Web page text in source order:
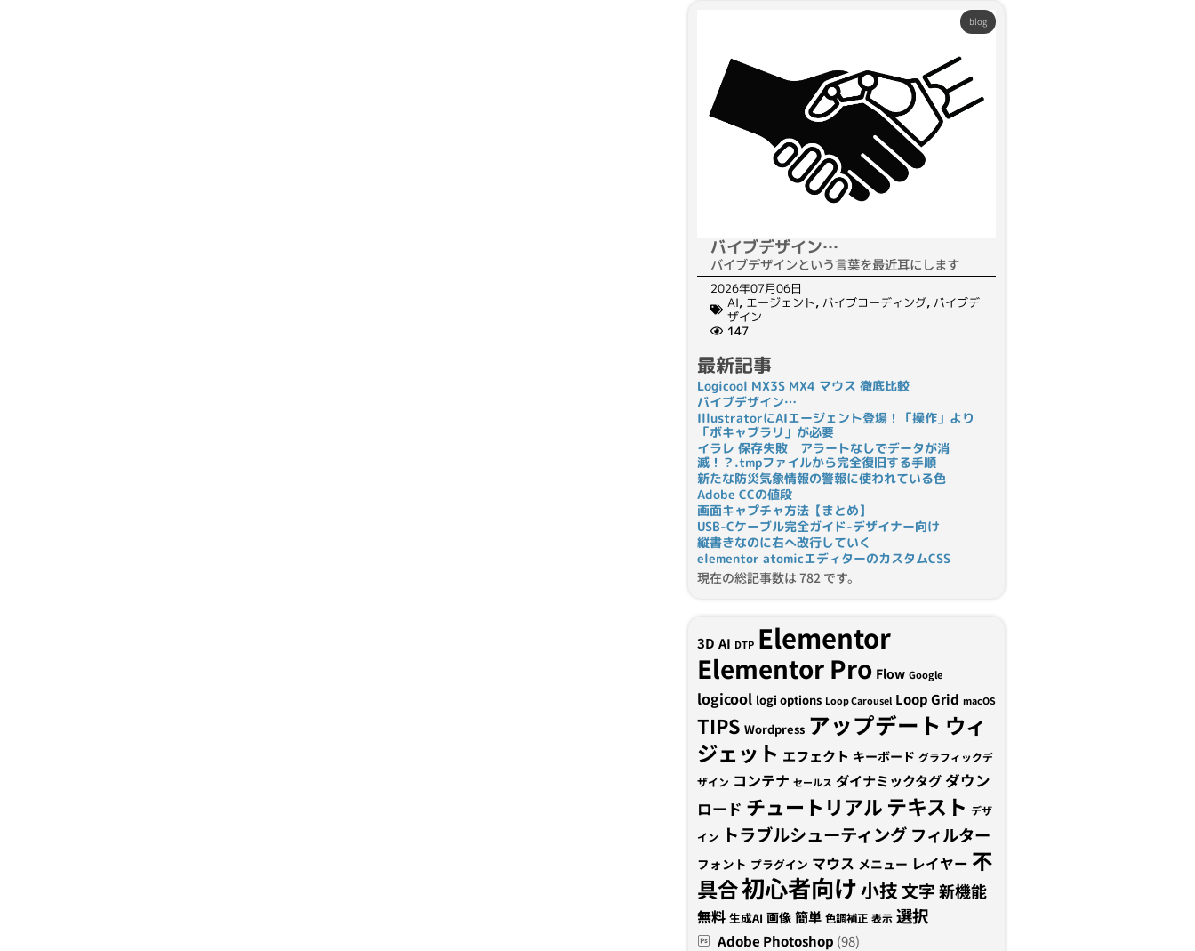
blog
バイブデザイン…
バイブデザインという言葉を最近耳にします
2026年07月06日
AI, エージェント, バイブコーディング, バイブデ
ザイン
147
最新記事
Logicool MX3S MX4 マウス 徹底比較
バイブデザイン…
IllustratorにAIエージェント登場！「操作」より
「ボキャブラリ」が必要
イラレ 保存失敗 アラートなしでデータが消
滅！？.tmpファイルから完全復旧する手順
新たな防災気象情報の警報に使われている色
Adobe CCの値段
画面キャプチャ方法【まとめ】
USB-Cケーブル完全ガイド-デザイナー向け
縦書きなのに右へ改行していく
elementor atomicエディターのカスタムCSS
現在の総記事数は 782 です。
3D AI DTP Elementor
Elementor Pro Flow Google
logicool logi options Loop Carousel Loop Grid macOS
TIPS Wordpress アップデート ウィ
ジェット エフェクト キーボード グラフィックデ
ザイン コンテナ セールス ダイナミックタグダウン
ロード チュートリアルテキスト デザ
イン
トラブルシューティング フィルター
フォント プラグイン マウス メニュー レイヤー 不
具合初心者向け小技文字新機能
無料 生成AI 画像 簡単 色調補正 表示 選択
Adobe Photoshop (98)